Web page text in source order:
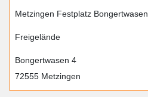
Metzingen Festplatz Bongertwasen
Freigelände
Bongertwasen 4
72555 Metzingen